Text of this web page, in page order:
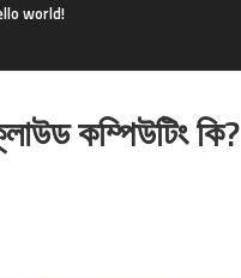
world!
কম্পিউটিং কি?